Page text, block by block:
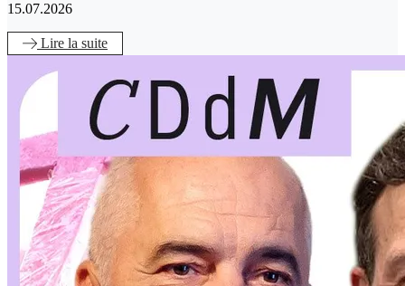
15.07.2026
Lire la suite